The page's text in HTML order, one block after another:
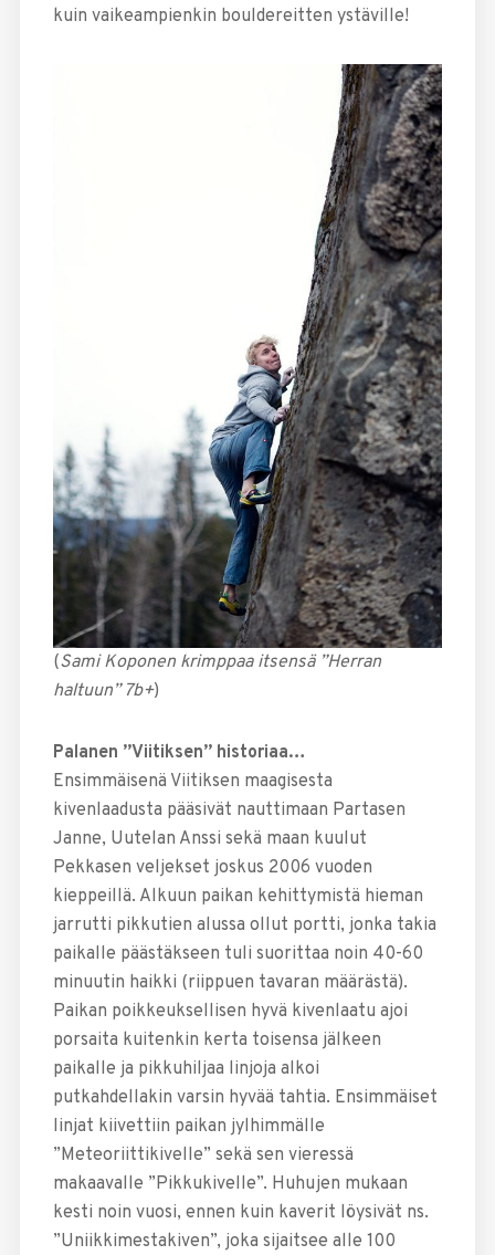
kuin vaikeampienkin bouldereitten ystäville!
(Sami Koponen krimppaa itsensä ”Herran
haltuun” 7b+)
Palanen ”Viitiksen” historiaa…
Ensimmäisenä Viitiksen maagisesta
kivenlaadusta pääsivät nauttimaan Partasen
Janne, Uutelan Anssi sekä maan kuulut
Pekkasen veljekset joskus 2006 vuoden
kieppeillä. Alkuun paikan kehittymistä hieman
jarrutti pikkutien alussa ollut portti, jonka takia
paikalle päästäkseen tuli suorittaa noin 40-60
minuutin haikki (riippuen tavaran määrästä).
Paikan poikkeuksellisen hyvä kivenlaatu ajoi
porsaita kuitenkin kerta toisensa jälkeen
paikalle ja pikkuhiljaa linjoja alkoi
putkahdellakin varsin hyvää tahtia. Ensimmäiset
linjat kiivettiin paikan jylhimmälle
”Meteoriittikivelle” sekä sen vieressä
makaavalle ”Pikkukivelle”. Huhujen mukaan
kesti noin vuosi, ennen kuin kaverit löysivät ns.
”Uniikkimestakiven”, joka sijaitsee alle 100